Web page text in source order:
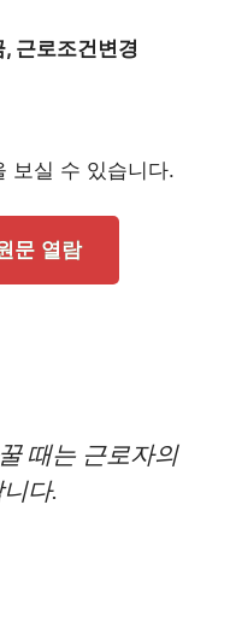
근로조건변경
보실 수 있습니다.
문 열람
때는 근로자의
다.